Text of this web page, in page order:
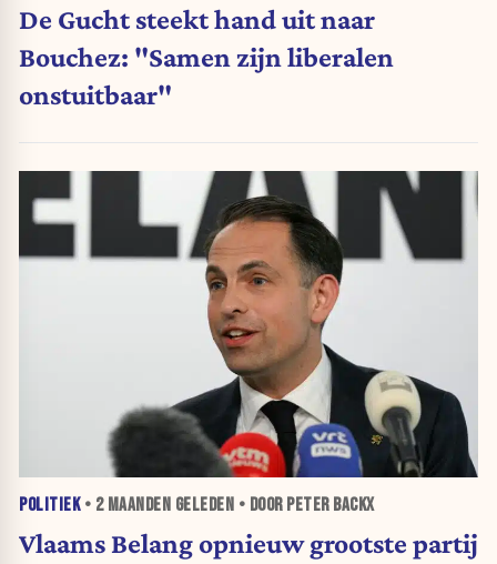
De Gucht steekt hand uit naar
Bouchez: "Samen zijn liberalen
onstuitbaar"
POLITIEK• 2 MAANDEN GELEDEN • DOOR PETER BACKX
Vlaams Belang opnieuw grootste partij